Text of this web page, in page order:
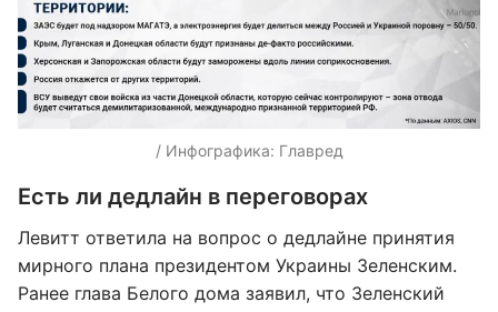
/ Инфографика: Главред
Есть ли дедлайн в переговорах
Левитт ответила на вопрос о дедлайне принятия
мирного плана президентом Украины Зеленским.
Ранее глава Белого дома заявил, что Зеленский